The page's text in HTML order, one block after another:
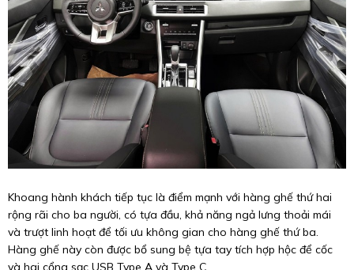
Khoang hành khách tiếp tục là điểm mạnh với hàng ghế thứ hai
rộng rãi cho ba người, có tựa đầu, khả năng ngả lưng thoải mái
và trượt linh hoạt để tối ưu không gian cho hàng ghế thứ ba.
Hàng ghế này còn được bổ sung bệ tựa tay tích hợp hộc để cốc
và hai cổng sạc USB Type A và Type C.